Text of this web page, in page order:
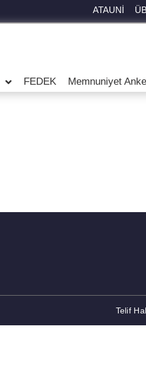
ATAUNİ
FEDEK Memnuniyet
Telif